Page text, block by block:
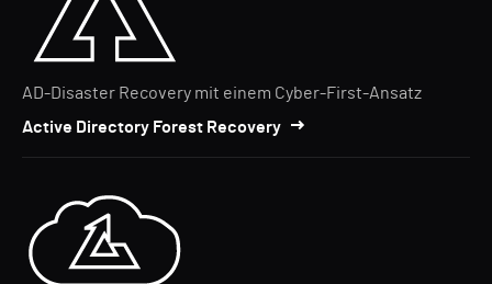
AD-Disaster Recovery mit einem Cyber-First-Ansatz
Active Directory Forest Recovery